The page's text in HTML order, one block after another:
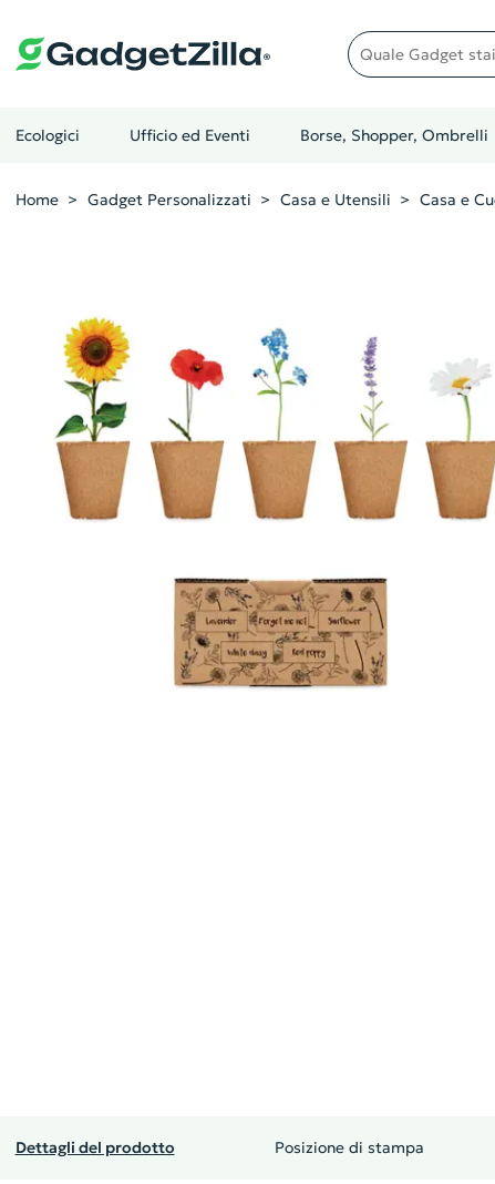
Quale gadget stai
Ecologici Ufficio ed Eventi Borse, Shopper, Ombrelli
Home Gadget Personalizzati Casa e Utensili Casa e
Dettagli del prodotto Posizione di stampa